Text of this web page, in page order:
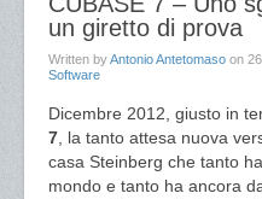
un giretto di prova
Written byAntonio Antetomaso on
Software
Dicembre 2012, giusto in
7 , la tanto attesa nuova
casa Steinberg che tanto
mondo e tanto ha ancora